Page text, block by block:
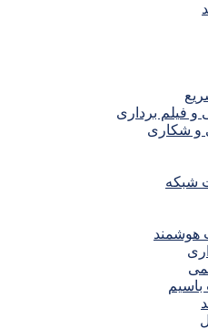
فیلم برداری
و شکاری
شبکه
هوشمند
باسیم